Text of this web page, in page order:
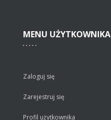
MENU UŻYTKOWNIKA
Zaloguj się
Zarejestruj się
Profil użytkownika